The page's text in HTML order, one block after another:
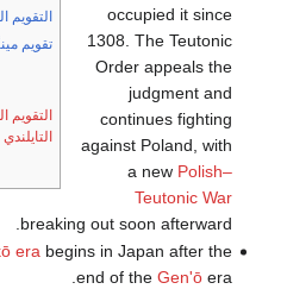
التقويم
تقويم
التايلندي
occupied it since
1308. The Teutonic
Order appeals the
judgment and
continues fighting
against Poland, with
a new Polish–
Teutonic War
breaking out soon afterward.
erabegins in Japan after the
end of the Gen'ōera.